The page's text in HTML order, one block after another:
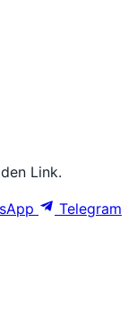
Link.
Telegram